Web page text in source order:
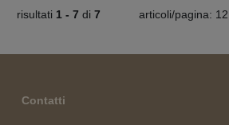
risultati 1 - 7 di 7 articoli/pagina: 12
Contatti